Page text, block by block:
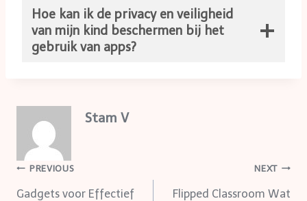
Hoe kan ik de privacy en veiligheid
van mijn kind beschermen bij het
gebruik van apps?
Stam V
Post
PREVIOUS
Gadgets voor Effectief
NEXT
Flipped Classroom Wat